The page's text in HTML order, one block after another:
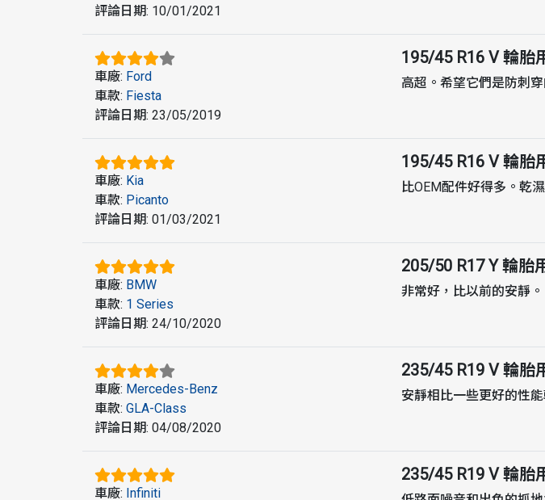
評論日期: 10/01/2021
車廠: Ford
車款: Fiesta
評論日期: 23/05/2019
195/45 R16 V 輪胎
高超。希望它們是防刺
車廠: Kia
車款: Picanto
評論日期: 01/03/2021
195/45 R16 V 輪胎
比OEM配件好得多。乾
車廠: BMW
車款: 1 Series
評論日期: 24/10/2020
205/50 R17 Y 輪胎
非常好，比以前的安靜。
車廠: Mercedes-Benz
車款: GLA-Class
評論日期: 04/08/2020
235/45 R19 V 輪胎
安靜相比一些更好的性
車廠: Infiniti
235/45 R19 V 輪胎